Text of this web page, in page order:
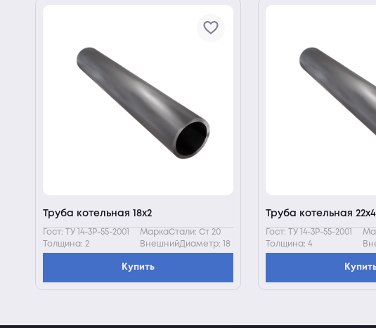
Труба котельная 18х2
Гост: ТУ 14-3Р-55-2001
МаркаСтали: Ст 20
Толщина: 2
ВнешнийДиаметр: 18
Купить
Труба котельная 22х4
Гост: ТУ 14-3Р-55-2001
Толщина: 4